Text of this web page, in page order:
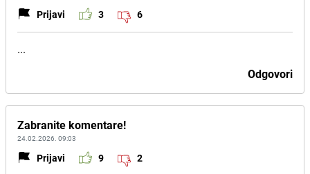
Prijavi 3 6
...
Odgovori
Zabranite komentare!
24.02.2026. 09:03
Prijavi 9 2